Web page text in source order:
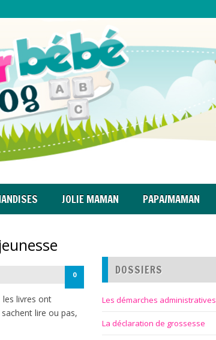
JOLIE MAMAN PAPA/MAMAN
0
les livres ont
lire ou pas,
DOSSIERS
Les démarches administratives
La déclaration de grossesse